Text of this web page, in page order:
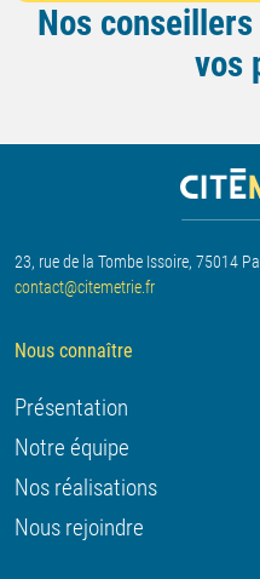
Nos
vos
23, rue de la Tombe Issoire, 75014
contact@citemetrie.fr
Nous connaître
Présentation
Notre équipe
Nos réalisations
Nous rejoindre